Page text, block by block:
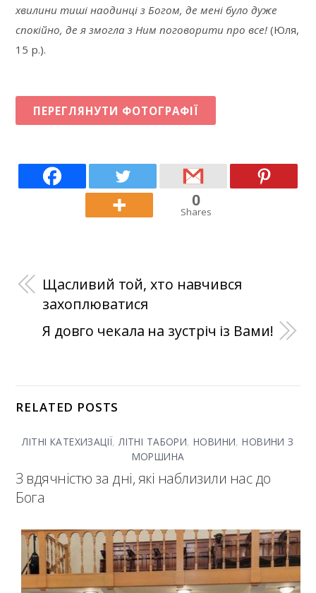
хвилини тиші наодинці з Богом, де мені було дуже
спокійно, де я змогла з Ним поговорити про все!(Юля,
15 р.).
ПЕРЕГЛЯНУТИ ФОТОГРАФІЇ
0
Shares
Щасливий той, хто навчився
захоплюватися
Я довго чекала на зустріч із Вами!
RELATED POSTS
ЛІТНІ КАТЕХИЗАЦІЇ,ЛІТНІ ТАБОРИ, НОВИНИ,НОВИНИ З
МОРШИНА
З вдячністю за дні, які наблизили нас до
Бога